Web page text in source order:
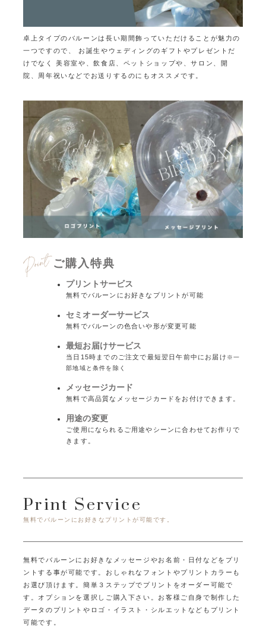
卓上タイプのバルーンは長い期間飾っていただけることが魅力の
一つですので、
お誕生やウェディングのギフトやプレゼントだ
けでなく
美容室や、飲食店、ペットショップや、サロン、開
院、周年祝いなどでお送りするのにもオススメです。
ご購入特典
プリントサービス
無料でバルーンにお好きなプリントが可能
セミオーダーサービス
無料でバルーンの色合いや形が変更可能
最短お届けサービス
当日15時までのご注文で最短翌日午前中にお届け ※一
部地域と条件を除く
メッセージカード
無料で高品質なメッセージカードをお付けできます。
用途の変更
ご使用になられるご用途やシーンに合わせてお作りで
きます。
Print Service
無料でバルーンにお好きなプリントが可能です。
無料でバルーンにお好きなメッセージやお名前・日付などをプリ
ントする事が可能です。 おしゃれなフォントやプリントカラーも
お選び頂けます。簡単３ステップでプリントをオーダー可能で
す。オプションを選択しご購入下さい。 お客様ご自身で制作した
データのプリントやロゴ・イラスト・シルエットなどもプリント
可能です。